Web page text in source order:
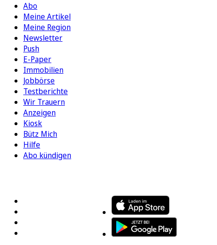
Abo
Meine Artikel
Meine Region
Newsletter
Push
E-Paper
Immobilien
Jobbörse
Testberichte
Wir Trauern
Anzeigen
Kiosk
Bütz Mich
Hilfe
Abo kündigen